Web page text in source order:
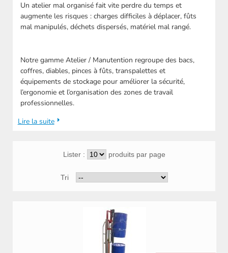
Un atelier mal organisé fait vite perdre du temps et
augmente les risques : charges difficiles à déplacer, fûts
mal manipulés, déchets dispersés, matériel mal rangé.
Notre gamme Atelier / Manutention regroupe des bacs,
coffres, diables, pinces à fûts, transpalettes et
équipements de stockage pour améliorer la sécurité,
l’ergonomie et l’organisation des zones de travail
professionnelles.
Lire la suite
Tri
Lister : produits par page